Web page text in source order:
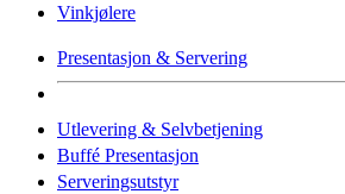
Vinkjølere
Presentasjon & Servering
Utlevering & Selvbetjening
Buffé Presentasjon
Serveringsutstyr